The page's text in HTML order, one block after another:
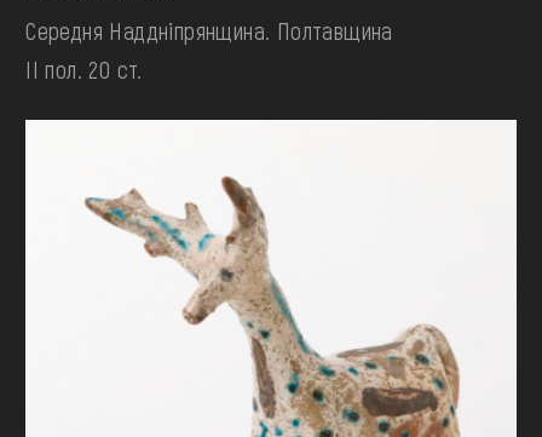
Середня Наддніпрянщина. Полтавщина
II пол. 20 ст.